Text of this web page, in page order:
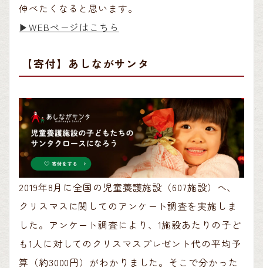
伸べたくなると思います。
▶︎WEBページはこちら
【寄付】あしながサンタ
2019年8月に全国の児童養護施設（607施設）へ、
クリスマスに関してのアンケート調査を実施しま
した。アンケート調査により、1施設あたりの子ど
も1人に対してのクリスマスプレゼント代の平均予
算（約3000円）がわかりました。そこで分かった